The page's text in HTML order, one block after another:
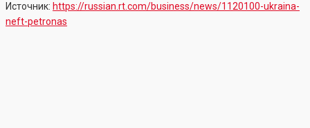
Источник: https://russian.rt.com/business/news/1120100-ukraina-
neft-petronas